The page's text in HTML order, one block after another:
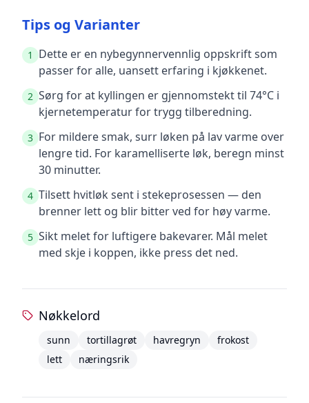
Tips og Varianter
1
Dette er en nybegynnervennlig oppskrift som
passer for alle, uansett erfaring i kjøkkenet.
2 Sørg for at kyllingen er gjennomstekt til 74°C i
kjernetemperatur for trygg tilberedning.
3 For mildere smak, surr løken på lav varme over
lengre tid. For karamelliserte løk, beregn minst
30 minutter.
4 Tilsett hvitløk sent i stekeprosessen — den
brenner lett og blir bitter ved for høy varme.
5 Sikt melet for luftigere bakevarer. Mål melet
med skje i koppen, ikke press det ned.
Nøkkelord
sunn tortillagrøt havregryn
frokost
lett
næringsrik